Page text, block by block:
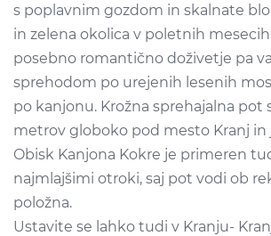
s poplavnim gozdom in skalnate
in zelena okolica v poletnih
posebno romantično doživetje pa
sprehodom po urejenih lesenih
po kanjonu. Krožna sprehajalna pot
metrov globoko pod mesto Kranj in
Obisk Kanjona Kokre je primeren
najmlajšimi otroki, saj pot vodi ob
položna.
Ustavite se lahko tudi v Kranju-